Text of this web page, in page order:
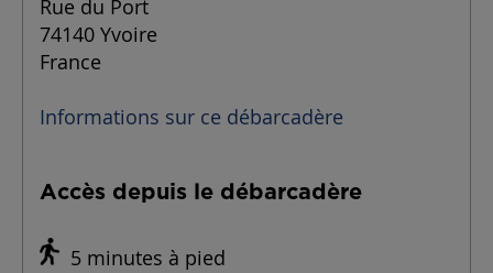
Rue du Port
74140 Yvoire
France
Informations sur ce débarcadère
Accès depuis le débarcadère
5 minutes à pied